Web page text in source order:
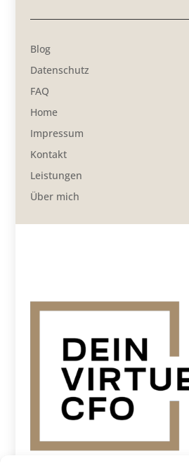
Blog
Datenschutz
FAQ
Home
Impressum
Kontakt
Leistungen
Über mich